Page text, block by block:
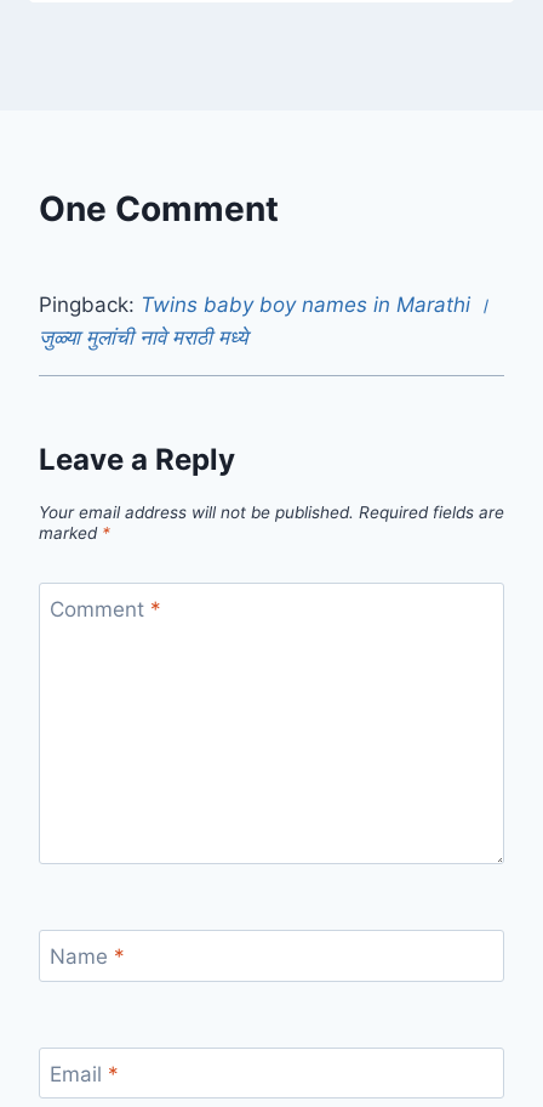
One Comment
Pingback: Twins baby boy names in Marathi ।
जुळ्या मुलांची नावे मराठी मध्ये
Leave a Reply
Your email address will not be published. Required fields are
marked *
Comment *
Name *
Email *